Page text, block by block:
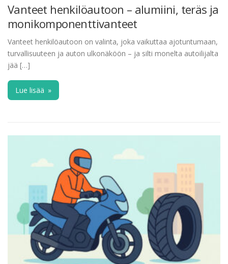
Vanteet henkilöautoon – alumiini, teräs ja
monikomponenttivanteet
Vanteet henkilöautoon on valinta, joka vaikuttaa ajotuntumaan,
turvallisuuteen ja auton ulkonäköön – ja silti monelta autoilijalta
jää […]
Lue lisää »